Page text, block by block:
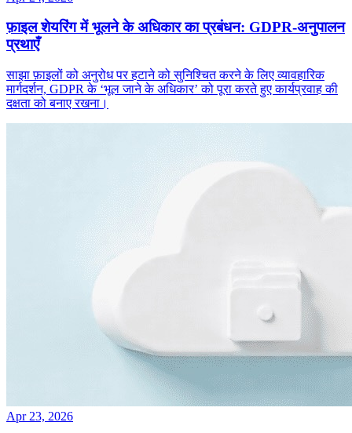
फ़ाइल शेयरिंग में भूलने के अधिकार का प्रबंधन: GDPR‑अनुपालन
प्रथाएँ
साझा फ़ाइलों को अनुरोध पर हटाने को सुनिश्चित करने के लिए व्यावहारिक
मार्गदर्शन, GDPR के ‘भूल जाने के अधिकार’ को पूरा करते हुए कार्यप्रवाह की
दक्षता को बनाए रखना।
Apr 23, 2026